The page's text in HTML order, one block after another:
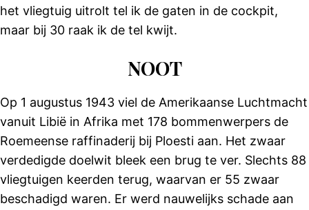
het vliegtuig uitrolt tel ik de gaten in de cockpit,
maar bij 30 raak ik de tel kwijt.
NOOT
Op 1 augustus 1943 viel de Amerikaanse Luchtmacht
vanuit Libië in Afrika met 178 bommenwerpers de
Roemeense raffinaderij bij Ploesti aan. Het zwaar
verdedigde doelwit bleek een brug te ver. Slechts 88
vliegtuigen keerden terug, waarvan er 55 zwaar
beschadigd waren. Er werd nauwelijks schade aan